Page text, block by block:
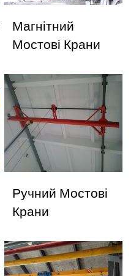
Магнітний
Мостові Крани
Ручний Мостові
Крани